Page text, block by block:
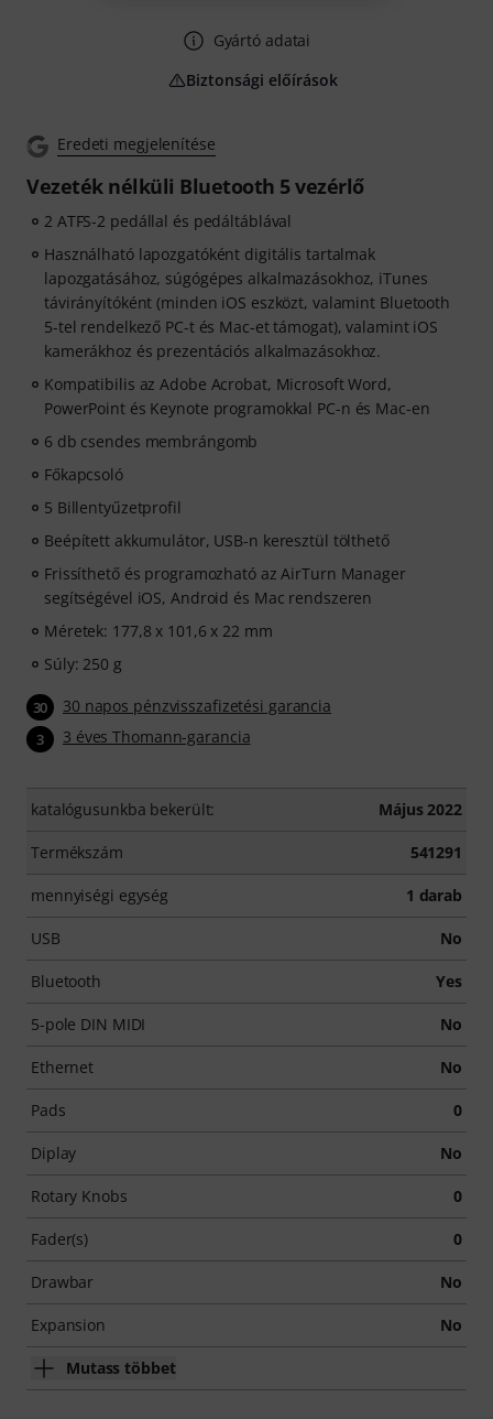
Eredeti megjelenítése
Vezeték nélküli Bluetooth 5 vezérlő
2 ATFS-2 pedállal és pedáltáblával
Használható lapozgatóként digitális tartalmak
lapozgatásához, súgógépes alkalmazásokhoz, iTunes
távirányítóként (minden iOS eszközt, valamint Bluetooth
5-tel rendelkező PC-t és Mac-et támogat), valamint iOS
kamerákhoz és prezentációs alkalmazásokhoz.
Kompatibilis az Adobe Acrobat, Microsoft Word,
PowerPoint és Keynote programokkal PC-n és Mac-en
6 db csendes membrángomb
Főkapcsoló
5 Billentyűzetprofil
Beépített akkumulátor, USB-n keresztül tölthető
Frissíthető és programozható az AirTurn Manager
segítségével iOS, Android és Mac rendszeren
Méretek: 177,8 x 101,6 x 22 mm
Súly: 250 g
30 30 napos pénzvisszafizetési garancia
3 3 éves Thomann-garancia
katalógusunkba bekerült: Május 2022
Termékszám 541291
mennyiségi egység 1 darab
USB No
Bluetooth Yes
5-pole DIN MIDI No
Ethernet No
Pads 0
Diplay No
Rotary Knobs 0
Fader(s) 0
Drawbar No
Expansion No
Mutass többet
Gyártó adatai
Biztonsági előírások